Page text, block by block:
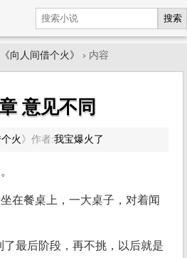
搜索
《向人间借个火》 › 内容
意见不同
火 》 作者:我宝爆火了
在餐桌上，一大桌子，对着闻
了最后阶段，再不挑，以后就是